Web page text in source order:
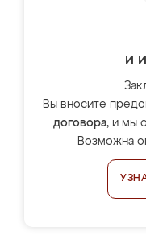
и
Вы вносите
договора, и мы
Возможна